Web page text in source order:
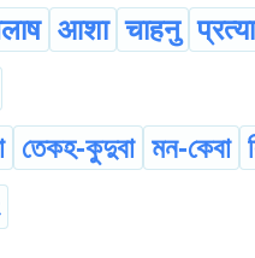
आशा चाहनु
তেকহ-কুদুবা মন-কেবা